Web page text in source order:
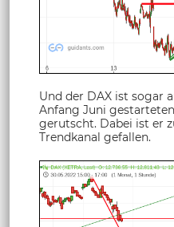
Und der DAX ist sogar
Anfang Juni
gerutscht. Dabei ist er
Trendkanal gefallen.